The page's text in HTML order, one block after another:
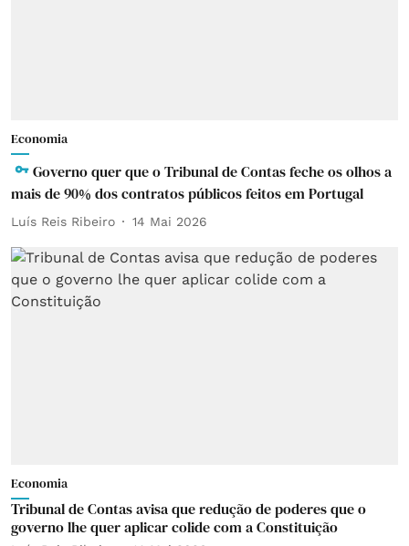
Economia
Governo quer que o Tribunal de Contas feche os olhos a
mais de 90% dos contratos públicos feitos em Portugal
Luís Reis Ribeiro 14 Mai 2026
Economia
Tribunal de Contas avisa que redução de poderes que o
governo lhe quer aplicar colide com a Constituição